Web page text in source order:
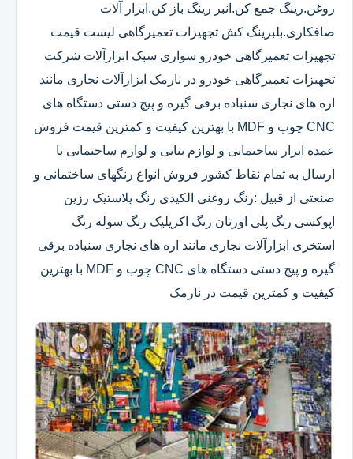
روغن.رینگ جمع کن.انبر رینگ باز کن.ابزار آلات
صافکاری.بلبرینگ کش تجهیزات تعمیرگاهی لیست قیمت
تجهیزات تعمیرگاهی خودرو سواری سبک ابزارآلات شرکت
تجهیزات تعمیرگاهی خودرو در نارمک ابزارآلات نجاری مانند
اره های نجاری سنباده برقی گیره و پیچ دستی دستگاه های
CNC چوب و MDF با بهترین کیفیت و کمترین قیمت فروش
عمده ابزار ساختمانی و لوازم بنایی و لوازم ساختمانی با
ارسال به تمام نقاط کشور فروش انواع رنگهای ساختمانی و
صنعتی از قبیل :رنگ روغنی الکیدی رنگ پلاستیک رزین
اپوکسی رنگ پلی اورتان رنگ اکریلیک رنگ سوله رنگ
استخری ابزارآلات نجاری مانند اره های نجاری سنباده برقی
گیره و پیچ دستی دستگاه های CNC چوب و MDF با بهترین
کیفیت و کمترین قیمت در نارمک